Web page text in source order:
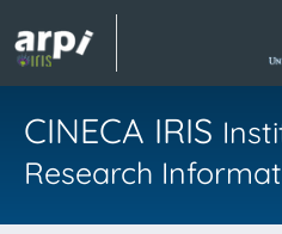
CINECA IRIS
Research